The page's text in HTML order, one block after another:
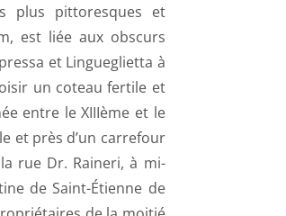
plus pittoresques et
est liée aux obscurs
et Lingueglietta à
un coteau fertile et
entre le XIIIème et le
et près d’un carrefour
rue Dr. Raineri, à mi-
de Saint-Étienne de